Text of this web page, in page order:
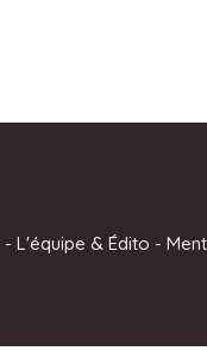
- L'équipe & Édito -